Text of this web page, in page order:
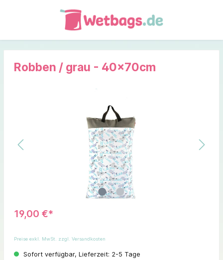
Robben / grau - 40x70cm
19,00 €*
Preise exkl. MwSt. zzgl. Versandkosten
Sofort verfügbar, Lieferzeit: 2-5 Tage